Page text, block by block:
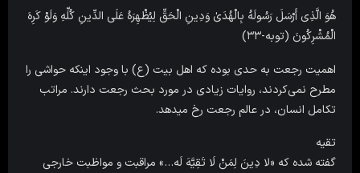
هُوَ الَّذِی أَرْسَلَ رَسُولَهُ بِالْهُدَىٰ وَدِینِ الْحَقِّ لِیُظْهِرَهُ عَلَى الدِّینِ کُلِّهِ وَلَوْ کَرِهَ
الْمُشْرِکُونَ (توبه-۳۳)
اهمیت رجعت به حدی بوده که اهل بیت (ع) با وجود اینکه حواشی را
مطرح نمی‌کردند، روایات زیادی در مورد بحث رجعت دارند. مراتب
تکامل انسان، در عالم رجعت رخ میدهد.
تقیه
گفته شده که «لا دِینَ لِمَنْ لَا تَقِیَّهَ لَه‌…» مراقبت و مواظبت خارجی